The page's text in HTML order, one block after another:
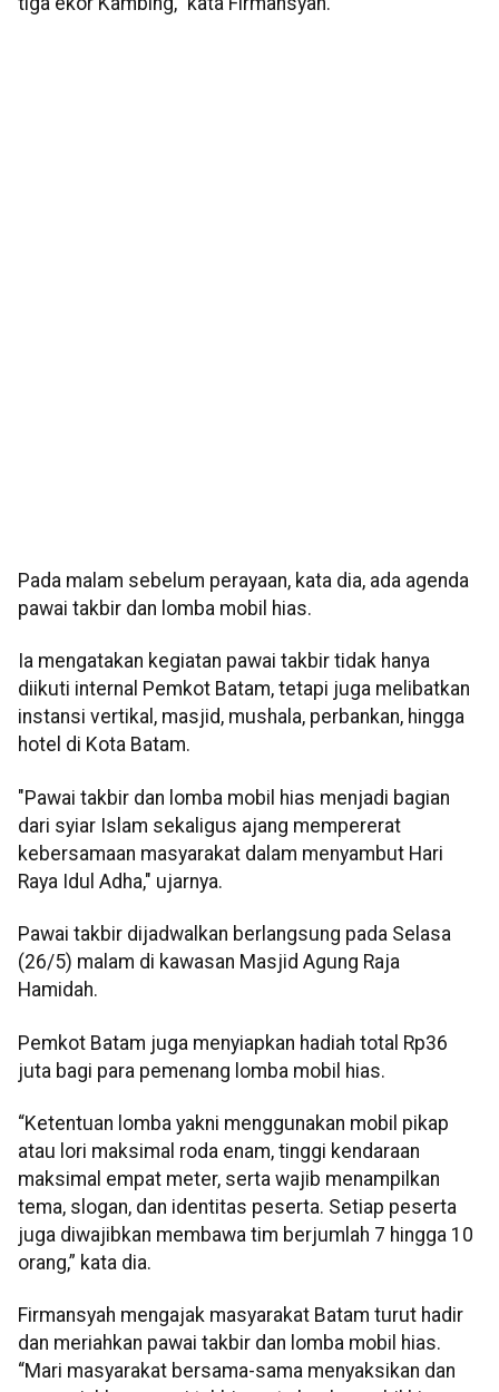
Pada malam sebelum perayaan, kata dia, ada agenda
pawai takbir dan lomba mobil hias.
Ia mengatakan kegiatan pawai takbir tidak hanya
diikuti internal Pemkot Batam, tetapi juga melibatkan
instansi vertikal, masjid, mushala, perbankan, hingga
hotel di Kota Batam.
"Pawai takbir dan lomba mobil hias menjadi bagian
dari syiar Islam sekaligus ajang mempererat
kebersamaan masyarakat dalam menyambut Hari
Raya Idul Adha," ujarnya.
Pawai takbir dijadwalkan berlangsung pada Selasa
(26/5) malam di kawasan Masjid Agung Raja
Hamidah.
Pemkot Batam juga menyiapkan hadiah total Rp36
juta bagi para pemenang lomba mobil hias.
“Ketentuan lomba yakni menggunakan mobil pikap
atau lori maksimal roda enam, tinggi kendaraan
maksimal empat meter, serta wajib menampilkan
tema, slogan, dan identitas peserta. Setiap peserta
juga diwajibkan membawa tim berjumlah 7 hingga 10
orang,” kata dia.
Firmansyah mengajak masyarakat Batam turut hadir
dan meriahkan pawai takbir dan lomba mobil hias.
“Mari masyarakat bersama-sama menyaksikan dan